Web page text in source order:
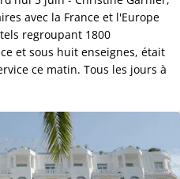
avec la France et l'Europe
regroupant 1800
et sous huit enseignes, était
ce matin. Tous les jours à